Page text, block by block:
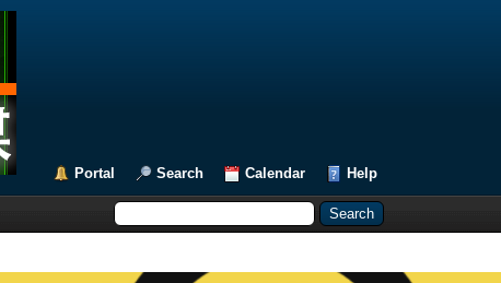
Portal Search Calendar Help